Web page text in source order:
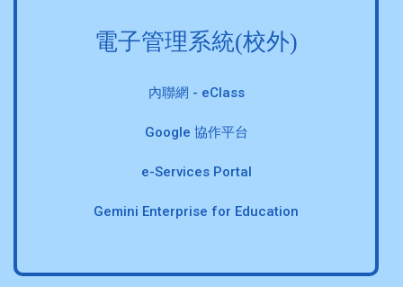
電子管理系統(校外)
內聯網 - eClass
Google 協作平台
e-Services Portal
Gemini Enterprise for Education